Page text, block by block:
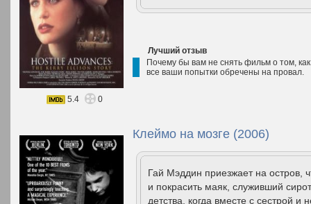
Лучший отзыв
Почему бы вам не снять фильм о том,
все ваши попытки обречены на провал.
5.4 0
Клеймо на мозге (2006)
Гай Мэддин приезжает на
и покрасить маяк, служивший
детства, когда вместе с сестрой